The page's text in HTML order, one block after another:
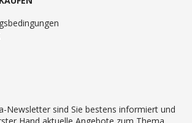
Newsletter sind Sie bestens informiert und